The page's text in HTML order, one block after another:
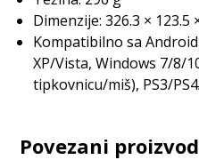
Dimenzije: 326.3 × 123.5
Kompatibilno sa
XP/Vista, Windows 7/8/
tipkovnicu/miš), PS3/
Povezani